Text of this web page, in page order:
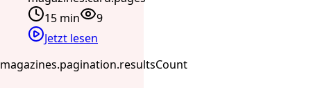
15 min
9
Jetzt lesen
magazines.pagination.resultsCount